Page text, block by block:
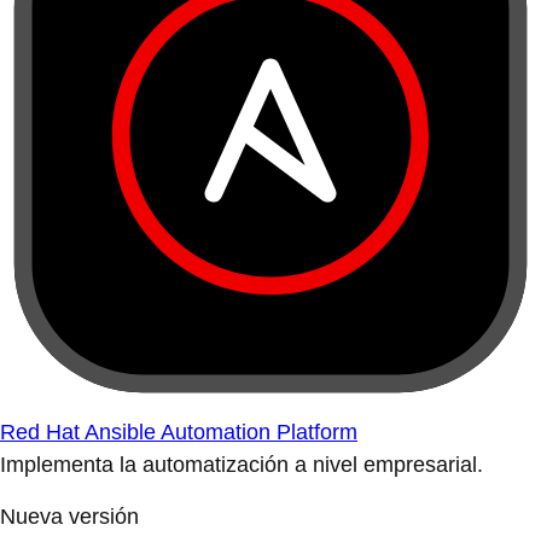
Red Hat Ansible Automation Platform
Implementa la automatización a nivel empresarial.
Nueva versión